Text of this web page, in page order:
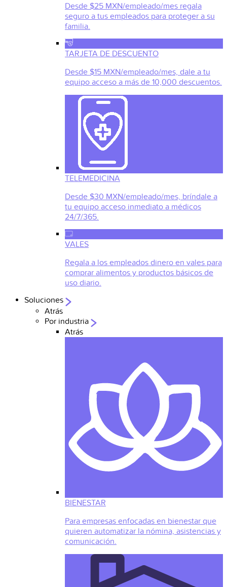
Desde $25 MXN/empleado/mes regala
seguro a tus empleados para proteger a su
familia.
TARJETA DE DESCUENTO
Desde $15 MXN/empleado/mes, dale a tu
equipo acceso a más de 10,000 descuentos.
TELEMEDICINA
Desde $30 MXN/empleado/mes, bríndale a
tu equipo acceso inmediato a médicos
24/7/365.
VALES
Regala a los empleados dinero en vales para
comprar alimentos y productos básicos de
uso diario.
Soluciones
Atrás
Por industria
Atrás
BIENESTAR
Para empresas enfocadas en bienestar que
quieren automatizar la nómina, asistencias y
comunicación.